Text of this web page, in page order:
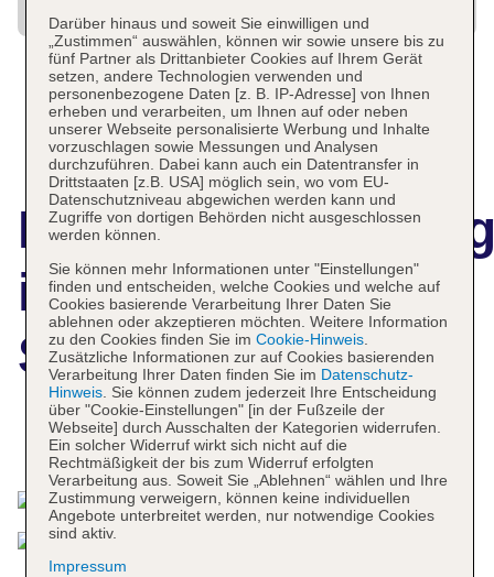
ibis Tbilisi
Stadium Hotel
Das bietet Ihre Unterkunft
Darüber hinaus und soweit Sie einwilligen und
„Zustimmen“ auswählen, können wir sowie unsere bis zu
fünf Partner als Drittanbieter Cookies auf Ihrem Gerät
setzen, andere Technologien verwenden und
personenbezogene Daten [z. B. IP-Adresse] von Ihnen
erheben und verarbeiten, um Ihnen auf oder neben
unserer Webseite personalisierte Werbung und Inhalte
vorzuschlagen sowie Messungen und Analysen
durchzuführen. Dabei kann auch ein Datentransfer in
Drittstaaten [z.B. USA] möglich sein, wo vom EU-
Datenschutzniveau abgewichen werden kann und
Zugriffe von dortigen Behörden nicht ausgeschlossen
werden können.
Sie können mehr Informationen unter "Einstellungen"
finden und entscheiden, welche Cookies und welche auf
Cookies basierende Verarbeitung Ihrer Daten Sie
ablehnen oder akzeptieren möchten. Weitere Information
zu den Cookies finden Sie im Cookie-Hinweis.
Zusätzliche Informationen zur auf Cookies basierenden
Verarbeitung Ihrer Daten finden Sie im Datenschutz-
Hinweis. Sie können zudem jederzeit Ihre Entscheidung
über "Cookie-Einstellungen" [in der Fußzeile der
Webseite] durch Ausschalten der Kategorien widerrufen.
Ein solcher Widerruf wirkt sich nicht auf die
Rechtmäßigkeit der bis zum Widerruf erfolgten
Verarbeitung aus. Soweit Sie „Ablehnen“ wählen und Ihre
Zustimmung verweigern, können keine individuellen
Angebote unterbreitet werden, nur notwendige Cookies
sind aktiv.
Impressum